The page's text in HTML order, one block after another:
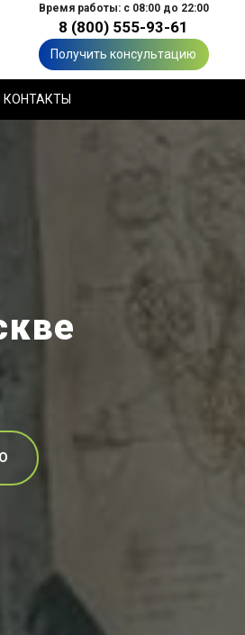
Время работы: с 08:00 до 22:00
8 (800) 555-93-61
Получить консультацию
КОНТАКТЫ